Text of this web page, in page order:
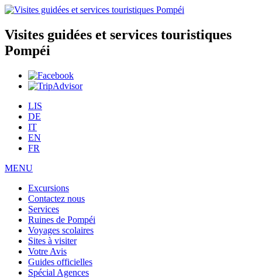
Visites guidées et services touristiques
Pompéi
LIS
DE
IT
EN
FR
MENU
Excursions
Contactez nous
Services
Ruines de Pompéi
Voyages scolaires
Sites à visiter
Votre Avis
Guides officielles
Spécial Agences